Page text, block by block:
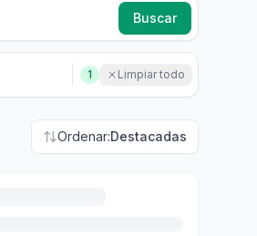
Buscar
1 Limpiar todo
Ordenar:Destacadas